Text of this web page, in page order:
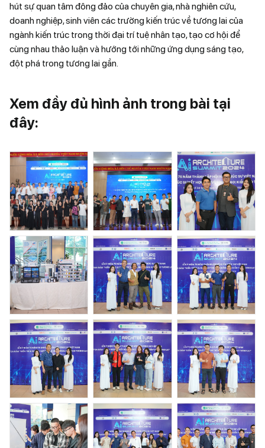
hút sự quan tâm đông đảo của chuyên gia, nhà nghiên cứu,
doanh nghiệp, sinh viên các trường kiến trúc về tương lai của
ngành kiến trúc trong thời đại trí tuệ nhân tạo, tạo cơ hội để
cùng nhau thảo luận và hướng tới những ứng dụng sáng tạo,
đột phá trong tương lai gần.
Xem đầy đủ hình ảnh trong bài tại
đây: